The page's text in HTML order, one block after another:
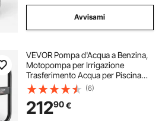
Avvisami
VEVOR Pompa d'Acqua a Benzina,
Motopompa per Irrigazione
Trasferimento Acqua per Piscina
Laghetti Giardino 6,5 CV Altezza
Sollevamento max 29,87 m
Riempimento Svuotamento
Dimensioni Porta 50,8 m
(6)
21290€